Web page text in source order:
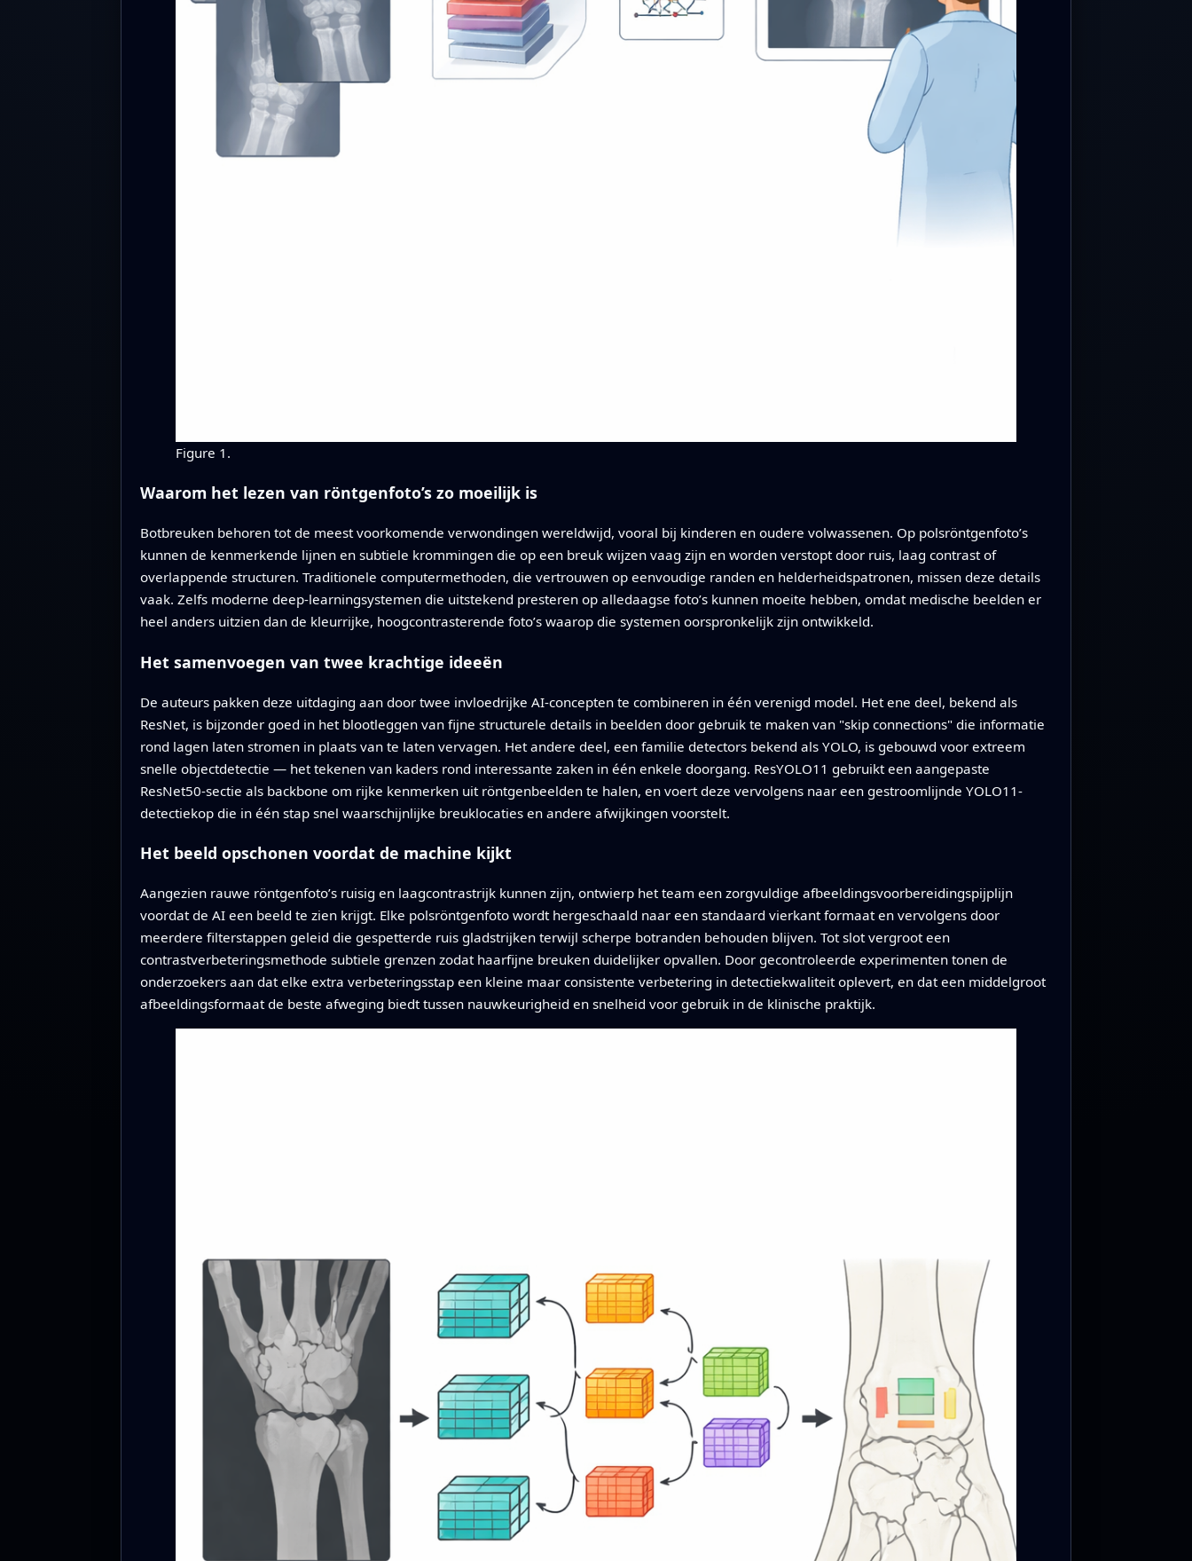
Figure 1.
Waarom het lezen van röntgenfoto’s zo moeilijk is
Botbreuken behoren tot de meest voorkomende verwondingen wereldwijd, vooral bij kinderen en oudere volwassenen. Op polsröntgenfoto’s
kunnen de kenmerkende lijnen en subtiele krommingen die op een breuk wijzen vaag zijn en worden verstopt door ruis, laag contrast of
overlappende structuren. Traditionele computermethoden, die vertrouwen op eenvoudige randen en helderheidspatronen, missen deze details
vaak. Zelfs moderne deep-learningsystemen die uitstekend presteren op alledaagse foto’s kunnen moeite hebben, omdat medische beelden er
heel anders uitzien dan de kleurrijke, hoogcontrasterende foto’s waarop die systemen oorspronkelijk zijn ontwikkeld.
Het samenvoegen van twee krachtige ideeën
De auteurs pakken deze uitdaging aan door twee invloedrijke AI-concepten te combineren in één verenigd model. Het ene deel, bekend als
ResNet, is bijzonder goed in het blootleggen van fijne structurele details in beelden door gebruik te maken van "skip connections" die informatie
rond lagen laten stromen in plaats van te laten vervagen. Het andere deel, een familie detectors bekend als YOLO, is gebouwd voor extreem
snelle objectdetectie — het tekenen van kaders rond interessante zaken in één enkele doorgang. ResYOLO11 gebruikt een aangepaste
ResNet50-sectie als backbone om rijke kenmerken uit röntgenbeelden te halen, en voert deze vervolgens naar een gestroomlijnde YOLO11-
detectiekop die in één stap snel waarschijnlijke breuklocaties en andere afwijkingen voorstelt.
Het beeld opschonen voordat de machine kijkt
Aangezien rauwe röntgenfoto’s ruisig en laagcontrastrijk kunnen zijn, ontwierp het team een zorgvuldige afbeeldingsvoorbereidingspijplijn
voordat de AI een beeld te zien krijgt. Elke polsröntgenfoto wordt hergeschaald naar een standaard vierkant formaat en vervolgens door
meerdere filterstappen geleid die gespetterde ruis gladstrijken terwijl scherpe botranden behouden blijven. Tot slot vergroot een
contrastverbeteringsmethode subtiele grenzen zodat haarfijne breuken duidelijker opvallen. Door gecontroleerde experimenten tonen de
onderzoekers aan dat elke extra verbeteringsstap een kleine maar consistente verbetering in detectiekwaliteit oplevert, en dat een middelgroot
afbeeldingsformaat de beste afweging biedt tussen nauwkeurigheid en snelheid voor gebruik in de klinische praktijk.